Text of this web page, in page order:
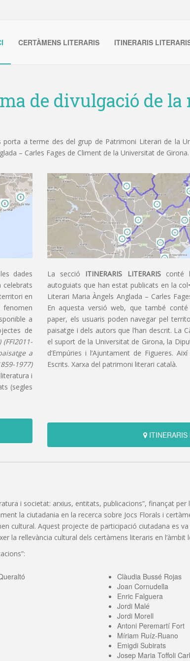
CERTÀMENS LITERARIS ITINERARIS
de divulgació de la
a terme des del grup de Patrimoni Literari de la
– Carles Fages de Climent de la Universitat de Girona.
dades
celebrats
en
fenomen
a
de
a
1977)
i
(segles
La secció ITINERARIS LITERARISconté
autoguiats que han estat publicats en la
Literari Maria Àngels Anglada – Carles
En aquesta versió web, que també
paper, els usuaris poden navegar pel
paisatge i dels autors que l’han descrit. La
el suport de la Universitat de Girona, la
d’Empúries i l’Ajuntament de Figueres.
Escrits. Xarxa del patrimoni literari català.
ITINERARIS
i societat: arxius, entitats, publicacions”, finançat per
la ciutadania en la recerca sobre Jocs Florals i
cultural. Aquest projecte de participació ciutadana es
la rellevància cultural dels certàmens literaris en l’àmbit
Clàudia Bussé Rojas
Joan Cornudella
Enric Falguera
Jordi Malé
Jordi Morell
Antoni Peremartí Fort
Míriam Ruíz-Ruano
Emigdi Subirats
Josep Maria Toffoli